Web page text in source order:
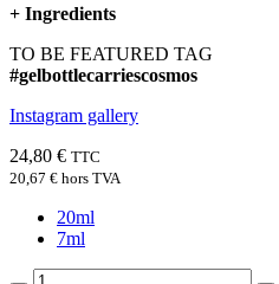
+ Ingredients
TO BE FEATURED TAG
#gelbottlecarriescosmos
Instagram gallery
24,80 € TTC
20,67 € hors TVA
20ml
7ml